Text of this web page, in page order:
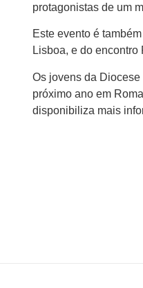
protagonistas de um
Este evento é
Lisboa, e do
Os jovens da
próximo ano em
disponibiliza mais